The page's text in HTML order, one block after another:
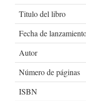
Titulo del libro
Fecha de
Autor
Número de páginas
ISBN